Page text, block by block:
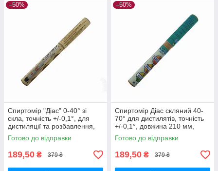
–50%
Спиртомір "Діас" 0-40° зі
скла, точність +/-0,1°, для
дистиляції та розбавлення,
довжина 210 мм
Готово до відправки
189,50 ₴ 379 ₴
–50%
Спиртомір Діас скляний 40-
70° для дистилятів, точність
+/-0,1°, довжина 210 мм,
Україна
Готово до відправки
189,50 ₴ 379 ₴